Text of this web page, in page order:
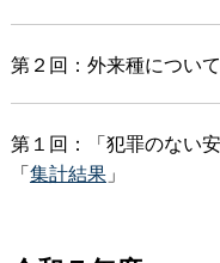
第２回：外来種につい
第１回：「犯罪のない
「集計結果」